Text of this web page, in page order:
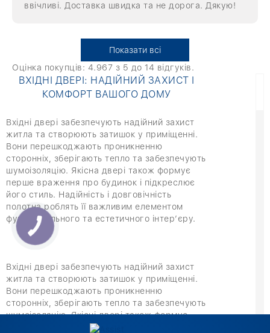
ввічливі. Доставка швидка та не дорога. Дякую!
Показати всі
Оцінка покупців: 4.967 з 5 до 14 відгуків.
ВХІДНІ ДВЕРІ: НАДІЙНИЙ ЗАХИСТ І
КОМФОРТ ВАШОГО ДОМУ
Вхідні двері забезпечують надійний захист
житла та створюють затишок у приміщенні.
Вони перешкоджають проникненню
сторонніх, зберігають тепло та забезпечують
шумоізоляцію. Якісна двері також формує
перше враження про будинок і підкреслює
його стиль. Надійність і довговічність
полотна роблять її важливим елементом
функціонального та естетичного інтер’єру.
Вхідні двері забезпечують надійний захист
житла та створюють затишок у приміщенні.
Вони перешкоджають проникненню
сторонніх, зберігають тепло та забезпечують
шумоізоляцію. Якісні двері також формує
перше враження про будинок і підкреслює